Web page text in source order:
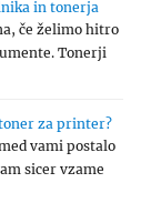
in tonerja
če želimo hitro
Tonerji
za printer?
vami postalo
sicer vzame